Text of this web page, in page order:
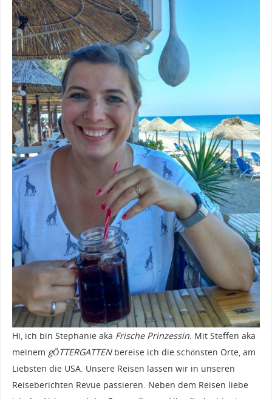
Hi, ich bin Stephanie aka Frische Prinzessin. Mit Steffen aka
meinem gÖTTERGATTENbereise ich die schönsten Orte, am
Liebsten die USA. Unsere Reisen lassen wir in unseren
Reiseberichten Revue passieren. Neben dem Reisen liebe